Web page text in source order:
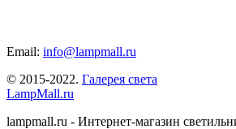
Email: info@lampmall.ru
© 2015-2022. Галерея света
LampMall.ru
lampmall.ru - Интернет-магазин